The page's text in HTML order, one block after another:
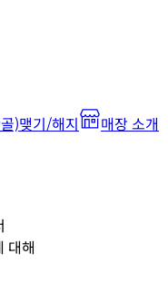
)맺기/해지
매장 소개
대해